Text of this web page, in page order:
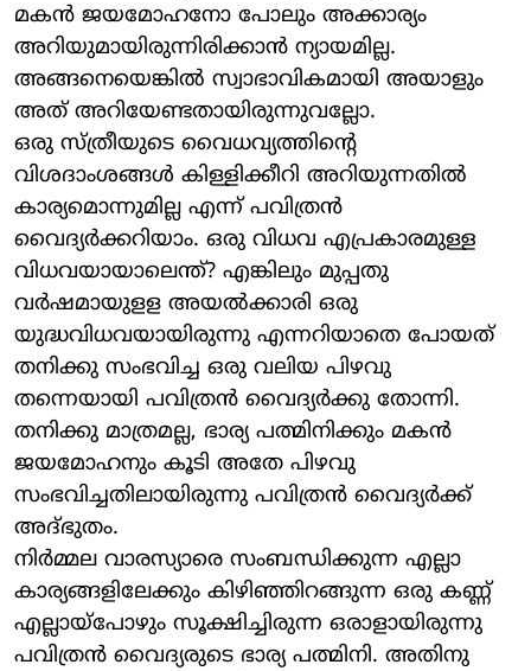
മകന്‍ ജയമോഹനോ പോലും അക്കാര്യം
അറിയുമായിരുന്നിരിക്കാന്‍ ന്യായമില്ല.
അങ്ങനെയെങ്കില്‍ സ്വാഭാവികമായി അയാളും
അത് അറിയേണ്ടതായിരുന്നുവല്ലോ.
ഒരു സ്ത്രീയുടെ വൈധവ്യത്തിന്റെ
വിശദാംശങ്ങള്‍ കിള്ളിക്കീറി അറിയുന്നതില്‍
കാര്യമൊന്നുമില്ല എന്ന് പവിത്രന്‍
വൈദ്യര്‍ക്കറിയാം. ഒരു വിധവ എപ്രകാരമുള്ള
വിധവയായാലെന്ത്? എങ്കിലും മുപ്പതു
വര്‍ഷമായുളള അയല്‍ക്കാരി ഒരു
യുദ്ധവിധവയായിരുന്നു എന്നറിയാതെ പോയത്
തനിക്കു സംഭവിച്ച ഒരു വലിയ പിഴവു
തന്നെയായി പവിത്രന്‍ വൈദ്യര്‍ക്കു തോന്നി.
തനിക്കു മാത്രമല്ല, ഭാര്യ പത്മിനിക്കും മകന്‍
ജയമോഹനും കൂടി അതേ പിഴവു
സംഭവിച്ചതിലായിരുന്നു പവിത്രന്‍ വൈദ്യര്‍ക്ക്
അദ്ഭുതം.
നിര്‍മ്മല വാരസ്യാരെ സംബന്ധിക്കുന്ന എല്ലാ
കാര്യങ്ങളിലേക്കും കിഴിഞ്ഞിറങ്ങുന്ന ഒരു കണ്ണ്
എല്ലായ്‌പോഴും സൂക്ഷിച്ചിരുന്ന ഒരാളായിരുന്നു
പവിത്രന്‍ വൈദ്യരുടെ ഭാര്യ പത്മിനി. അതിനു